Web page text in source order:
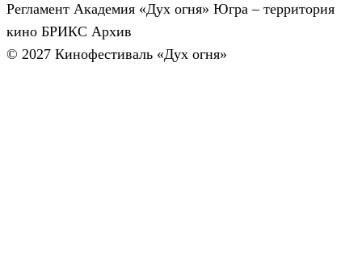
Регламент Академия «Дух огня» Югра – территория
кино БРИКС Архив
© 2027 Кинофестиваль «Дух огня»